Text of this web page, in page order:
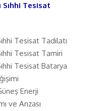
Sıhhi Tesisat
Tesisat Tadilatı
Tesisat Tamiri
Tesisat Batarya
Enerji
ve Arızası